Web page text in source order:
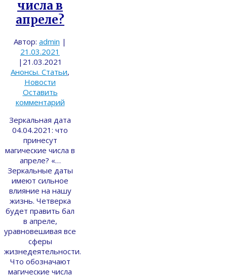
числа в
апреле?
Автор: admin |
21.03.2021
| 21.03.2021
Анонсы. Статьи,
Новости
Оставить
комментарий
Зеркальная дата
04.04.2021: что
принесут
магические числа в
апреле? «…
Зеркальные даты
имеют сильное
влияние на нашу
жизнь. Четверка
будет править бал
в апреле,
уравновешивая все
сферы
жизнедеятельности.
Что обозначают
магические числа